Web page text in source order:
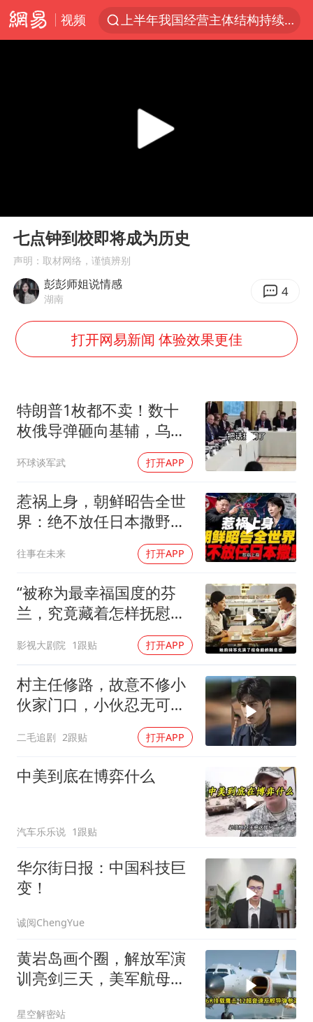
视频
上半年我国经营主体结构持续优化
白海豚北上或致京津冀暴雨
新疆一婚礼线上邀请引热议
国足U17与阿森纳决赛取消 并列冠军
曹颖儿子首次演长剧
以军士兵把枪口对准中国记者
奋力开创中国式现代化建设新局面
Play
七点钟到校即将成为历史
声明：取材网络，谨慎辨别
彭彭师姐说情感
湖南 4
打开网易新闻 体验效果更佳
特朗普1枚都不卖！数十
枚俄导弹砸向基辅，乌军
零拦截，泽连斯基终于把
话挑明了
环球谈军武 打开APP
惹祸上身，朝鲜昭告全世
界：绝不放任日本撒野！
往事在未来 打开APP
“被称为最幸福国度的芬
兰，究竟藏着怎样抚慰人
影视大剧院 1跟贴 打开APP
村主任修路，故意不修小
伙家门口，小伙忍无可忍
二毛追剧 2跟贴 打开APP
中美到底在博弈什么
汽车乐乐说 1跟贴
华尔街日报：中国科技巨
变！
诚阅ChengYue
黄岩岛画个圈，解放军演
训亮剑三天，美军航母从
星空解密站